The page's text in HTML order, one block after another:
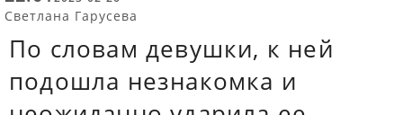
Светлана Гарусева
По словам девушки, к ней
подошла незнакомка и